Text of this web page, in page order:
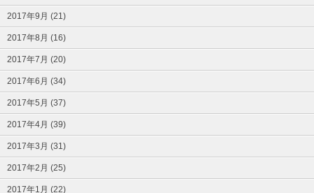
2017年9月 (21)
2017年8月 (16)
2017年7月 (20)
2017年6月 (34)
2017年5月 (37)
2017年4月 (39)
2017年3月 (31)
2017年2月 (25)
2017年1月 (22)